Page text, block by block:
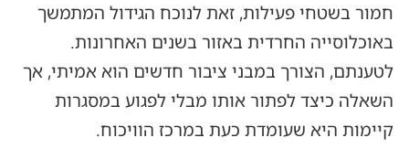
חמור בשטחי פעילות, זאת לנוכח הגידול המתמשך
באוכלוסייה החרדית באזור בשנים האחרונות.
לטענתם, הצורך במבני ציבור חדשים הוא אמיתי, אך
השאלה כיצד לפתור אותו מבלי לפגוע במסגרות
קיימות היא שעומדת כעת במרכז הוויכוח.